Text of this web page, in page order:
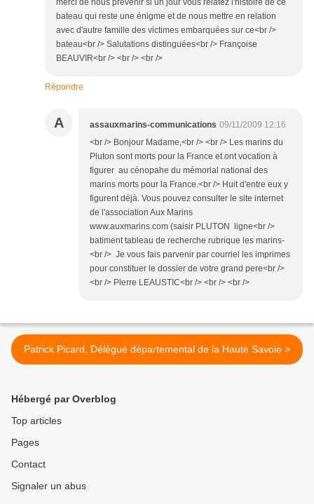
merci de nous prevenir si un jour vous relatez l'histoire de ce
bateau qui reste une énigme et de nous mettre en relation
avec d'autre famille des victimes embarquées sur ce<br />
bateau<br /> Salutations distinguées<br /> Françoise
BEAUVIR<br /> <br /> <br />
Répondre
A assauxmarins-communications 09/11/2009 12:16
<br /> Bonjour Madame,<br /> <br /> Les marins du
Pluton sont morts pour la France et ont vocation à
figurer au cénopahe du mémorial national des
marins morts pour la France.<br /> Huit d'entre eux y
figurent déjà. Vous pouvez consulter le site internet
de l'association Aux Marins
www.auxmarins.com (saisir PLUTON ligne<br />
batiment tableau de recherche rubrique les marins-
<br /> Je vous fais parvenir par courriel les imprimes
pour constituer le dossier de votre grand pere<br />
<br /> Pierre LEAUSTIC<br /> <br /> <br />
Patrick Picard, Délégué départemental de la Haute Savoie >
Hébergé par Overblog
Top articles
Pages
Contact
Signaler un abus